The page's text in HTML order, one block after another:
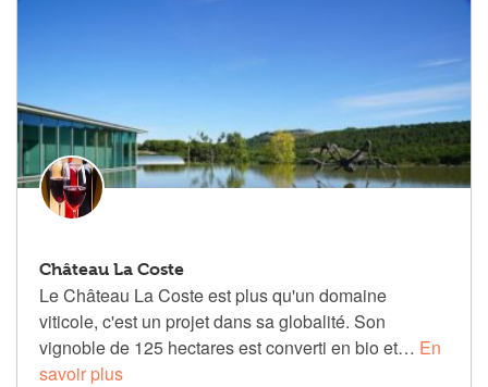
Château La Coste
Le Château La Coste est plus qu'un domaine
viticole, c'est un projet dans sa globalité. Son
vignoble de 125 hectares est converti en bio et… En
savoir plus